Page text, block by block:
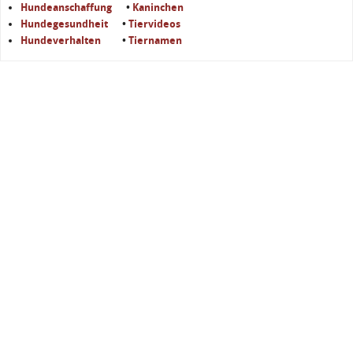
Hundeanschaffung • Kaninchen
Hundegesundheit • Tiervideos
Hundeverhalten • Tiernamen